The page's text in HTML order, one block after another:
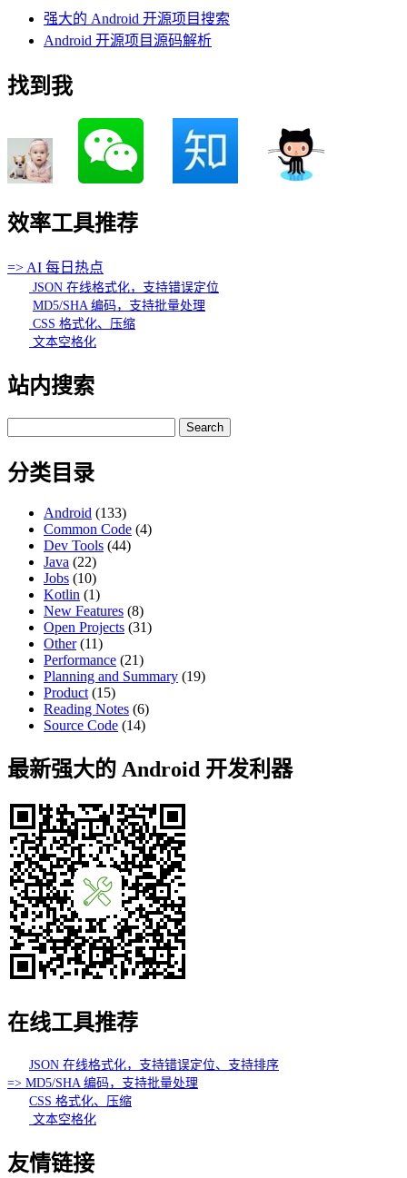
强大的 Android 开源项目搜索
Android 开源项目源码解析
找到我
效率工具推荐
=> AI 每日热点
JSON 在线格式化，支持错误定位
MD5/SHA 编码，支持批量处理
CSS 格式化、压缩
文本空格化
站内搜索
for:
分类目录
Android (133)
Common Code (4)
Dev Tools (44)
Java (22)
Jobs (10)
Kotlin (1)
New Features (8)
Open Projects (31)
Other(11)
Performance (21)
Planning and Summary (19)
Product (15)
Reading Notes (6)
Source Code (14)
最新强大的 Android 开发利器
在线工具推荐
JSON 在线格式化，支持错误定位、支持排序
=> MD5/SHA 编码，支持批量处理
CSS 格式化、压缩
文本空格化
友情链接